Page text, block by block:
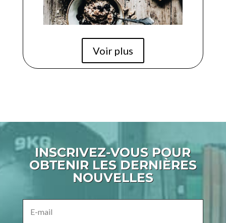
Voir plus
INSCRIVEZ-VOUS POUR
OBTENIR LES DERNIÈRES
NOUVELLES